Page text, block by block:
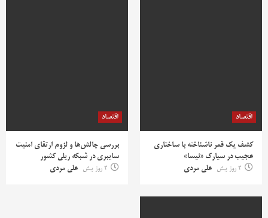
اقتصاد
کشف یک قمر ناشناخته با ساختاری
عجیب در سیارک «نیسا»
2 روز پیش
علی مردی
اقتصاد
بررسی چالش‌ها و لزوم ارتقای امنیت
سایبری در شبکه ریلی کشور
2 روز پیش
علی مردی